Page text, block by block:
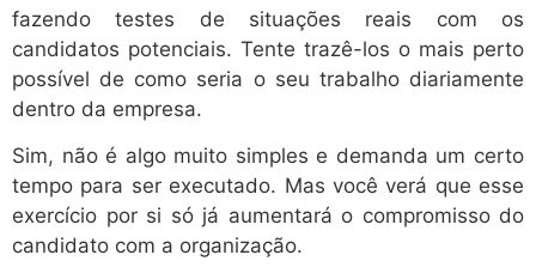
fazendo testes de situações reais com os
candidatos potenciais. Tente trazê-los o mais perto
possível de como seria o seu trabalho diariamente
dentro da empresa.
Sim, não é algo muito simples e demanda um certo
tempo para ser executado. Mas você verá que esse
exercício por si só já aumentará o compromisso do
candidato com a organização.